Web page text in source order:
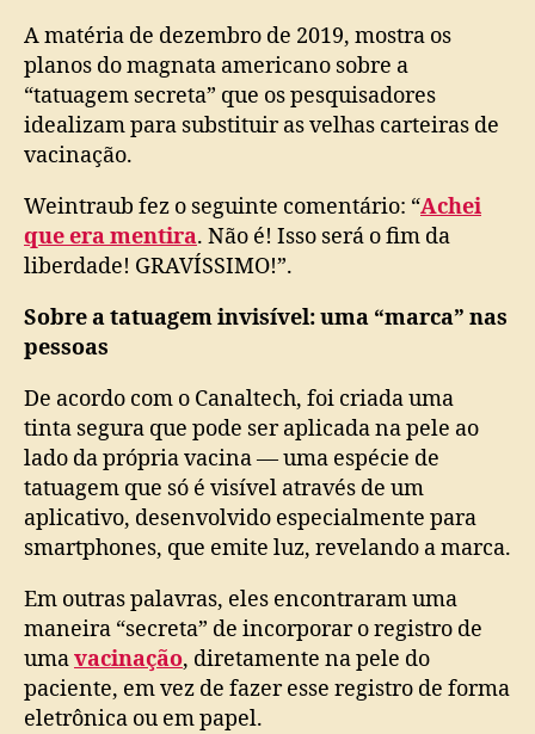
A matéria de dezembro de 2019, mostra os
planos do magnata americano sobre a
“tatuagem secreta” que os pesquisadores
idealizam para substituir as velhas carteiras de
vacinação.
Weintraub fez o seguinte comentário: “Achei
que era mentira. Não é! Isso será o fim da
liberdade! GRAVÍSSIMO!”.
Sobre a tatuagem invisível: uma “marca” nas
pessoas
De acordo com o Canaltech, foi criada uma
tinta segura que pode ser aplicada na pele ao
lado da própria vacina — uma espécie de
tatuagem que só é visível através de um
aplicativo, desenvolvido especialmente para
smartphones, que emite luz, revelando a marca.
Em outras palavras, eles encontraram uma
maneira “secreta” de incorporar o registro de
umavacinação, diretamente na pele do
paciente, em vez de fazer esse registro de forma
eletrônica ou em papel.